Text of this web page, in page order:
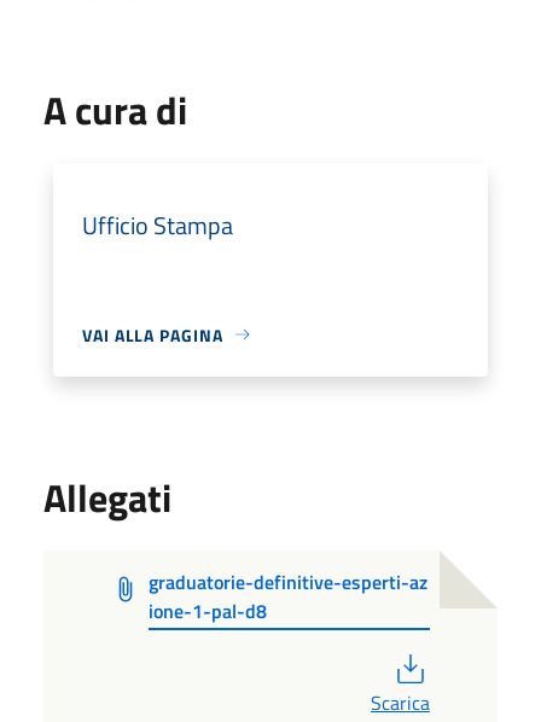
A cura di
Ufficio Stampa
VAI ALLA PAGINA
Allegati
graduatorie-definitive-esperti-az
ione-1-pal-d8
Scarica